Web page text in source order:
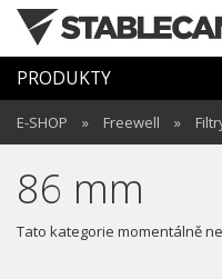
PRODUKTY
E-SHOP » Freewell »
86 mm
Tato kategorie momentálně